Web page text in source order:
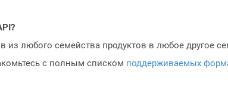
любого семейства продуктов в любое другое
с полным списком поддерживаемых